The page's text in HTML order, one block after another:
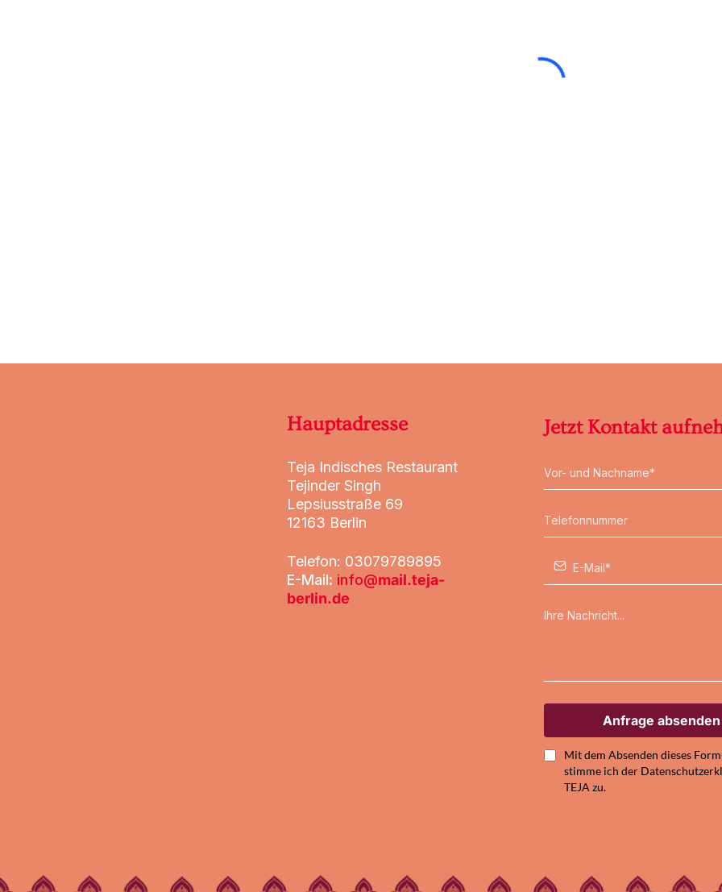
Hauptadresse
Teja Indisches Restaurant
Tejinder Singh
Lepsiusstraße 69
12163 Berlin
Telefon: 03079789895
E-Mail: info@mail.teja-
berlin.de
Jetzt Kontakt
Anfrage absenden
Mit dem Absenden dieses
stimme ich der
TEJA zu.